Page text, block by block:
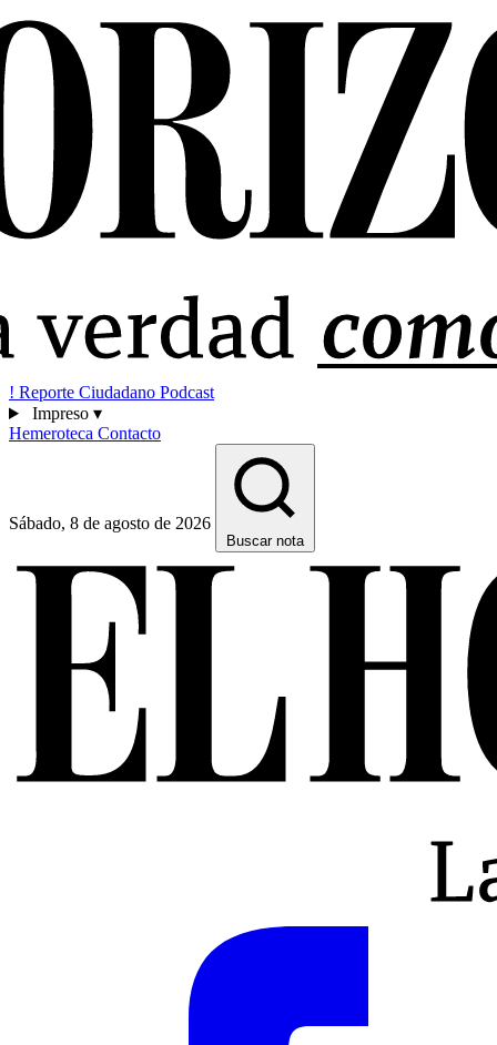
! Reporte Ciudadano Podcast
Impreso ▾
Hemeroteca Contacto
Sábado, 8 de agosto de 2026
Buscar nota